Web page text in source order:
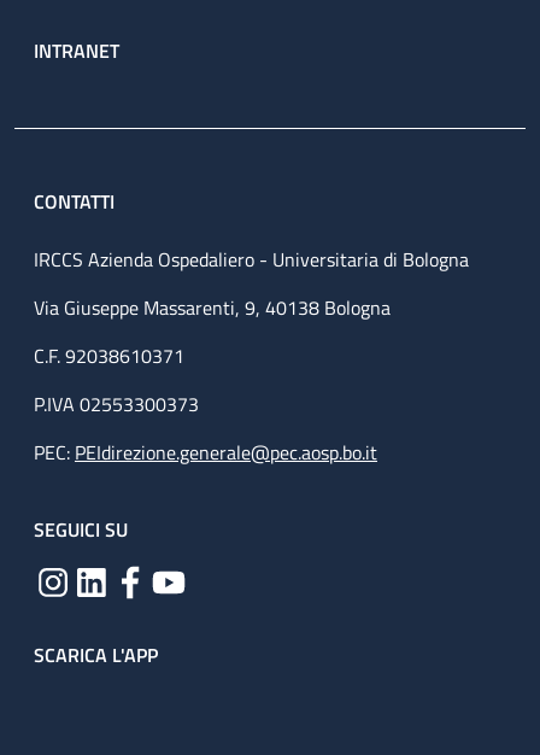
INTRANET
CONTATTI
IRCCS Azienda Ospedaliero - Universitaria di Bologna
Via Giuseppe Massarenti, 9, 40138 Bologna
C.F. 92038610371
P.IVA 02553300373
PEC: PEIdirezione.generale@pec.aosp.bo.it
SEGUICI SU
SCARICA L'APP